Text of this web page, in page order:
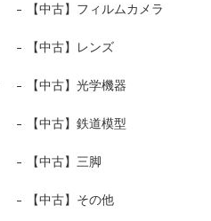
【中古】フィルムカメラ
【中古】レンズ
【中古】光学機器
【中古】鉄道模型
【中古】三脚
【中古】その他